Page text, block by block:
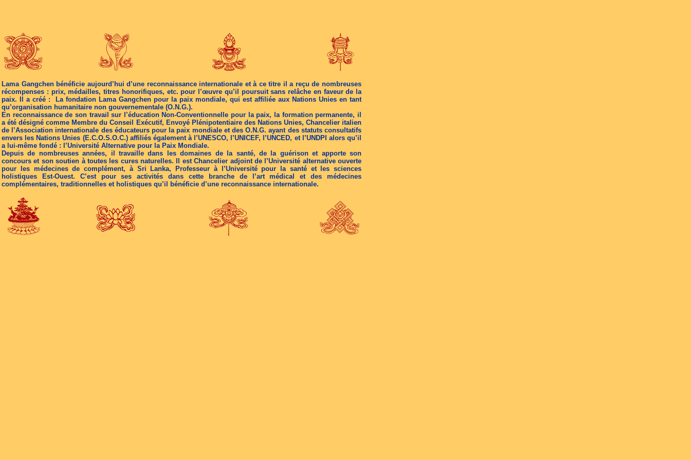
Lama Gangchen bénéficie aujourd’hui d’une reconnaissance internationale et à ce titre il a reçu de nombreuses
récompenses : prix, médailles, titres honorifiques, etc. pour l’œuvre qu’il poursuit sans relâche en faveur de la
paix. Il a créé : La fondation Lama Gangchen pour la paix mondiale, qui est affiliée aux Nations Unies en tant
qu’organisation humanitaire non gouvernementale (O.N.G.).
En reconnaissance de son travail sur l’éducation Non-Conventionnelle pour la paix, la formation permanente, il
a été désigné comme Membre du Conseil Exécutif, Envoyé Plénipotentiaire des Nations Unies, Chancelier italien
de l’Association internationale des éducateurs pour la paix mondiale et des O.N.G. ayant des statuts consultatifs
envers les Nations Unies (E.C.O.S.O.C.) affiliés également à l’UNESCO, l’UNICEF, l’UNCED, et l’UNDPI alors qu’il
a lui-même fondé : l’Université Alternative pour la Paix Mondiale.
Depuis de nombreuses années, il travaille dans les domaines de la santé, de la guérison et apporte son
concours et son soutien à toutes les cures naturelles. Il est Chancelier adjoint de l’Université alternative ouverte
pour les médecines de complément, à Sri Lanka, Professeur à l’Université pour la santé et les sciences
holistiques Est-Ouest. C’est pour ses activités dans cette branche de l’art médical et des médecines
complémentaires, traditionnelles et holistiques qu’il bénéficie d’une reconnaissance internationale.